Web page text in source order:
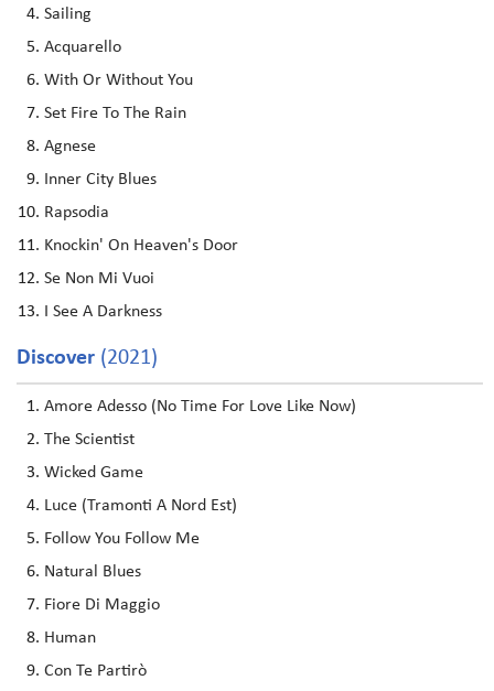
Sailing
Acquarello
With Or Without You
Set Fire To The Rain
Agnese
Inner City Blues
Rapsodia
Knockin' On Heaven's Door
Se Non Mi Vuoi
I See A Darkness
Discover (2021)
Amore Adesso (No Time For Love Like Now)
The Scientist
Wicked Game
Luce (Tramonti A Nord Est)
Follow You Follow Me
Natural Blues
Fiore Di Maggio
Human
Con Te Partirò